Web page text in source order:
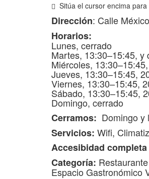
Sitúa el cursor encima
Dirección: Calle
Horarios:
Lunes, cerrado
Martes, 13:30–15:45, y
Miércoles,
Jueves, 13:30–15:45,
Viernes, 13:30–15:45,
Sábado, 13:30–15:45,
Domingo, cerrado
Cerramos: Domingo y
Servicios: Wifi,
Accesibidad
Categoría:
Espacio Gastronómico